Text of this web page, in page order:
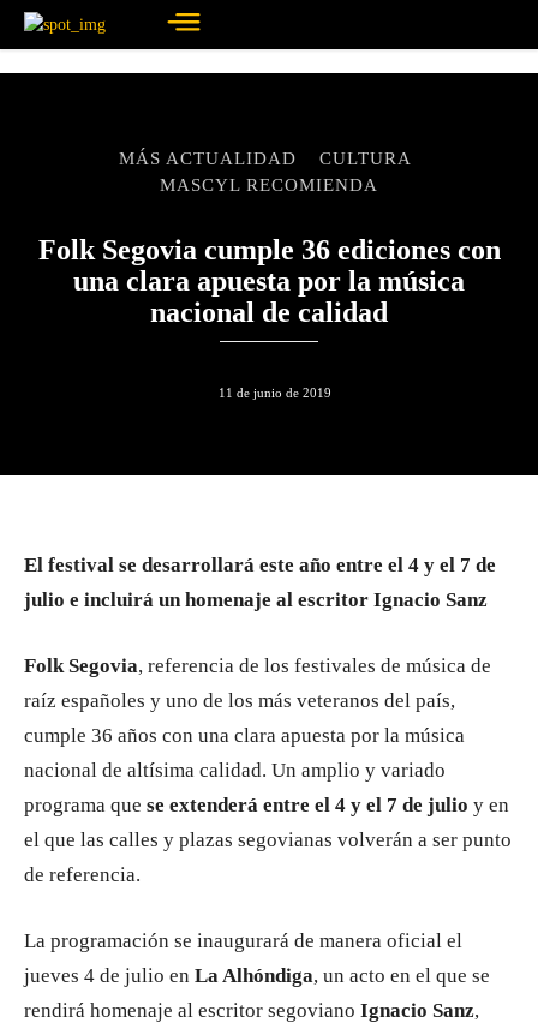
MÁS ACTUALIDAD
CULTURA
MASCYL RECOMIENDA
Folk Segovia cumple 36 ediciones con
una clara apuesta por la música
nacional de calidad
11 de junio de 2019
El festival se desarrollará este año entre el 4 y el 7 de
julio e incluirá un homenaje al escritor Ignacio Sanz
Folk Segovia, referencia de los festivales de música de
raíz españoles y uno de los más veteranos del país,
cumple 36 años con una clara apuesta por la música
nacional de altísima calidad. Un amplio y variado
programa que se extenderá entre el 4 y el 7 de julio y en
el que las calles y plazas segovianas volverán a ser punto
de referencia.
La programación se inaugurará de manera oficial el
jueves 4 de julio en La Alhóndiga, un acto en el que se
rendirá homenaje al escritor segoviano Ignacio Sanz,